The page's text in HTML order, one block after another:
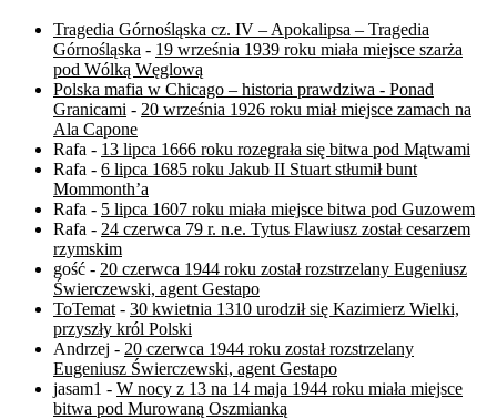
Tragedia Górnośląska cz. IV – Apokalipsa – Tragedia
Górnośląska - 19 września 1939 roku miała miejsce szarża
pod Wólką Węglową
Polska mafia w Chicago – historia prawdziwa - Ponad
Granicami - 20 września 1926 roku miał miejsce zamach na
Ala Capone
Rafa - 13 lipca 1666 roku rozegrała się bitwa pod Mątwami
Rafa - 6 lipca 1685 roku Jakub II Stuart stłumił bunt
Mommonth’a
Rafa - 5 lipca 1607 roku miała miejsce bitwa pod Guzowem
Rafa - 24 czerwca 79 r. n.e. Tytus Flawiusz został cesarzem
rzymskim
gość - 20 czerwca 1944 roku został rozstrzelany Eugeniusz
Świerczewski, agent Gestapo
ToTemat - 30 kwietnia 1310 urodził się Kazimierz Wielki,
przyszły król Polski
Andrzej - 20 czerwca 1944 roku został rozstrzelany
Eugeniusz Świerczewski, agent Gestapo
jasam1 - W nocy z 13 na 14 maja 1944 roku miała miejsce
bitwa pod Murowaną Oszmianką